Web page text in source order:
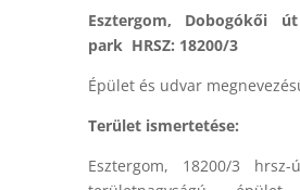
Esztergom, Dobogókői
park HRSZ: 18200/3
Épület és udvar
Terület ismertetése:
Esztergom, 18200/3